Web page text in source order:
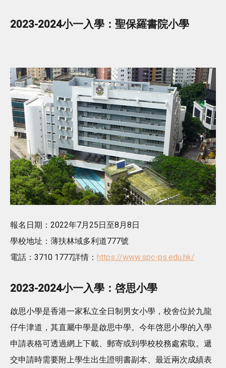
2023-2024小一入學：聖保羅書院小學
報名日期：2022年7月25日至8月8日
學校地址：薄扶林域多利道777號
電話：3710 1777詳情： https://www.spc-ps.edu.hk/
2023-2024小一入學：啓思小學
啟思小學是香港一家私立全日制男女小學，校舍位於九龍
仔牛津道，其直屬中學是啟思中學。今年啓思小學的入學
申請表格可透過網上下載、郵寄或到學校校務處索取。遞
交申請時需要附上學生出生證明書副本、最近兩次成績表